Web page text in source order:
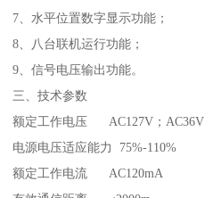
7、水平位置数字显示功能；
8、八台联机运行功能；
9、信号电压输出功能。
三、技术参数
额定工作电压 AC127V；AC36V
电源电压适应能力 75%-110%
额定工作电流 AC120mA